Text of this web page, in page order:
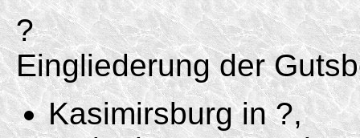
?
Eingliederung der
Kasimirsburg in ?,